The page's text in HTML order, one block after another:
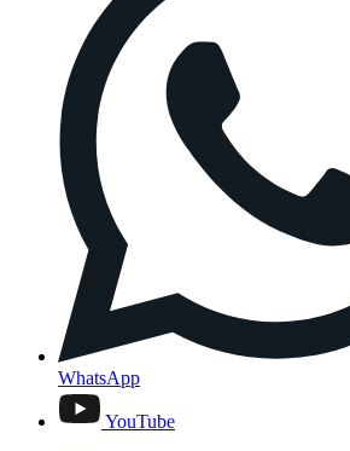
WhatsApp
YouTube